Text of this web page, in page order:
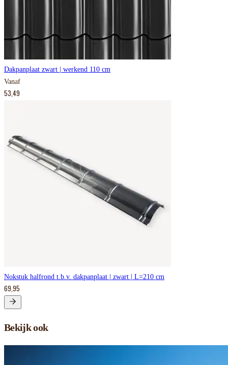
Dakpanplaat zwart | werkend 110 cm
Vanaf
53,49
Nokstuk halfrond t.b.v. dakpanplaat | zwart | L=210 cm
69,95
Bekijk ook